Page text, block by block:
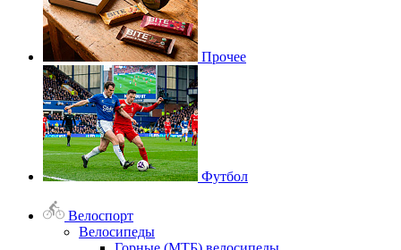
Прочее
Футбол
Велоспорт
Велосипеды